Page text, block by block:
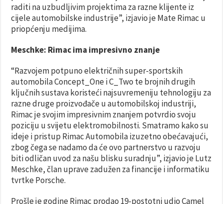
raditi na uzbudljivim projektima za razne klijente iz
cijele automobilske industrije”, izjavio je Mate Rimac u
priopćenju medijima.
Meschke: Rimac ima impresivno znanje
“Razvojem potpuno električnih super-sportskih
automobila Concept_One i C_Two te brojnih drugih
ključnih sustava koristeći najsuvremeniju tehnologiju za
razne druge proizvođače u automobilskoj industriji,
Rimac je svojim impresivnim znanjem potvrdio svoju
poziciju u svijetu elektromobilnosti. Smatramo kako su
ideje i pristup Rimac Automobila izuzetno obećavajući,
zbog čega se nadamo da će ovo partnerstvo u razvoju
biti odličan uvod za našu blisku suradnju”, izjavio je Lutz
Meschke, član uprave zadužen za financije i informatiku
tvrtke Porsche.
Prošle je godine Rimac prodao 19-postotni udio Camel